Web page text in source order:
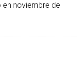
en noviembre de